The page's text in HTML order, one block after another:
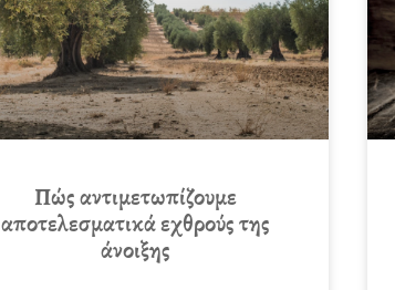
Πώς αντιμετωπίζουμε
αποτελεσματικά εχθρούς της
άνοιξης